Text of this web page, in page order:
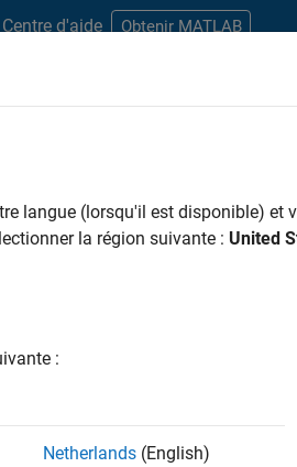
Centre d'aide Obtenir MATLAB
Développement de produits
langue (lorsqu'il est disponible) et
la région suivante : United
:
Netherlands (English)